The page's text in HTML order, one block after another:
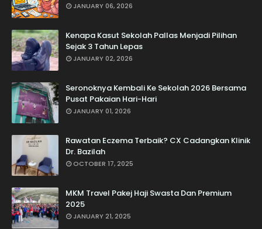
JANUARY 06, 2026
Kenapa Kasut Sekolah Pallas Menjadi Pilihan
Sejak 3 Tahun Lepas
JANUARY 02, 2026
Seronoknya Kembali Ke Sekolah 2026 Bersama
Pusat Pakaian Hari-Hari
JANUARY 01, 2026
Rawatan Eczema Terbaik? CX Cadangkan Klinik
Dr. Bazilah
OCTOBER 17, 2025
MKM Travel Pakej Haji Swasta Dan Premium
2025
JANUARY 21, 2025